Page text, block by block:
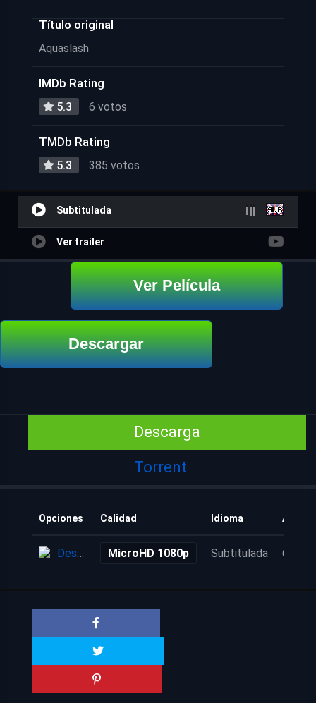
Título original
Aquaslash
IMDb Rating
5.3 6 votos
TMDb Rating
5.3 385 votos
Subtitulada
Ver trailer
Ver Película
Descargar
Descarga
Torrent
Opciones Calidad Idioma
Descarga MicroHD 1080p Subtitulada 6 años